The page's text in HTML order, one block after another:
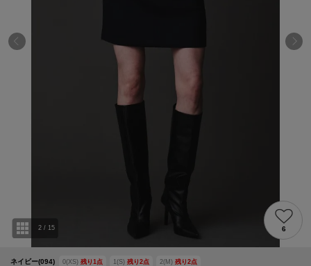
ネイビー(094) 0(XS) 残り 1 点 1(S) 残り 2点 2(M) 残り 2点
2 / 15 6